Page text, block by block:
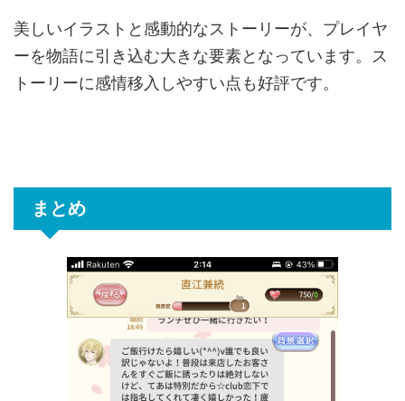
美しいイラストと感動的なストーリーが、プレイヤ
ーを物語に引き込む大きな要素となっています。ス
トーリーに感情移入しやすい点も好評です。
まとめ